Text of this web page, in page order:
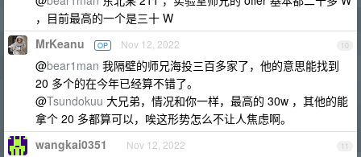
，目前最高的一个是三十 W
10
MrKeanu OP Nov 12, 2022
@bear1man 我隔壁的师兄海投三百多家了，他的意思能找到
20 多个的在今年已经算不错了。
@Tsundokuu 大兄弟，情况和你一样，最高的 30w ，其他的能
拿个 20 多都算可以，唉这形势怎么不让人焦虑啊。
11
wangkai0351 Nov 12, 2022